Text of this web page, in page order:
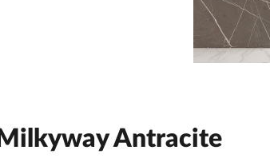
Milkyway Antracite